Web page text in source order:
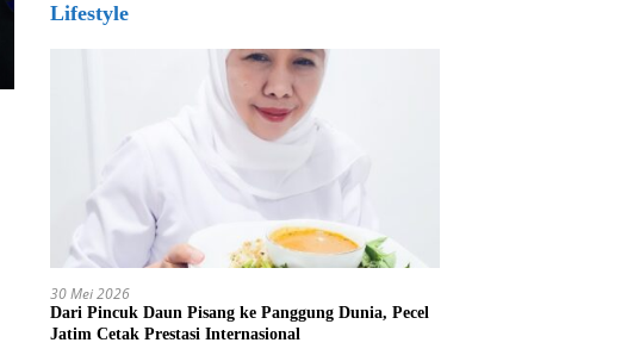
Lifestyle
30 Mei 2026
Dari Pincuk Daun Pisang ke Panggung Dunia, Pecel
Jatim Cetak Prestasi Internasional